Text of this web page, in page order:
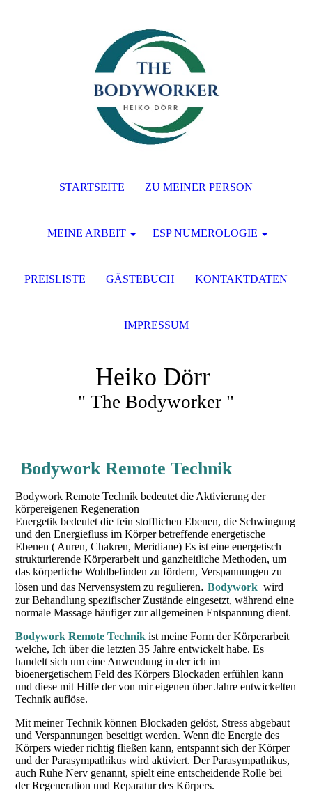
Heiko Dörr
" The Bodyworker "
Bodywork Remote Technik
Bodywork Remote Technik bedeutet die Aktivierung der
körpereigenen Regeneration
Energetik bedeutet die fein stofflichen Ebenen, die Schwingung
und den Energiefluss im Körper betreffende energetische
Ebenen ( Auren, Chakren, Meridiane) Es ist eine energetisch
strukturierende Körperarbeit und ganzheitliche Methoden, um
das körperliche Wohlbefinden zu fördern, Verspannungen zu
lösen und das Nervensystem zu regulieren.Bodywork wird
zur Behandlung spezifischer Zustände eingesetzt, während eine
normale Massage häufiger zur allgemeinen Entspannung dient.
Bodywork Remote Technik ist meine Form der Körperarbeit
welche, Ich über die letzten 35 Jahre entwickelt habe. Es
handelt sich um eine Anwendung in der ich im
bioenergetischem Feld des Körpers Blockaden erfühlen kann
und diese mit Hilfe der von mir eigenen über Jahre entwickelten
Technik auflöse.
Mit meiner Technik können Blockaden gelöst, Stress abgebaut
und Verspannungen beseitigt werden. Wenn die Energie des
Körpers wieder richtig fließen kann, entspannt sich der Körper
und der Parasympathikus wird aktiviert. Der Parasympathikus,
auch Ruhe Nerv genannt, spielt eine entscheidende Rolle bei
der Regeneration und Reparatur des Körpers.
STARTSEITE ZU MEINER PERSON
MEINE ARBEIT ESP NUMEROLOGIE
PREISLISTE GÄSTEBUCH KONTAKTDATEN
IMPRESSUM